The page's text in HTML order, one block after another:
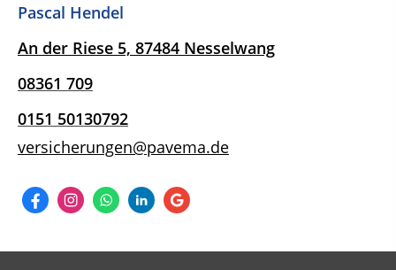
Pascal Hendel
An der Riese 5, 87484 Nesselwang
08361 709
0151 50130792
versicherungen@pavema.de